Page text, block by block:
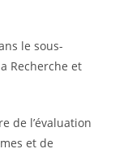
le sous-
Recherche et
de l’évaluation
et de